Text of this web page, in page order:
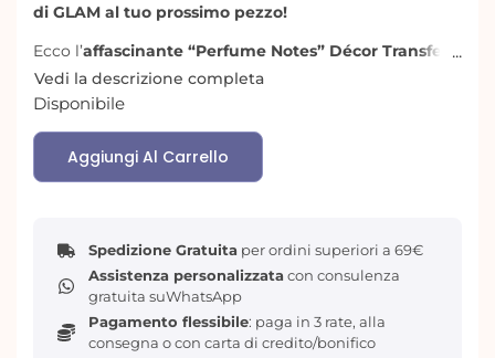
di GLAM al tuo prossimo pezzo!
Ecco l’affascinante “Perfume Notes” Décor Transfer®
dell’unico e inimitabile KACHA®!
Ottieni l’effetto di uno stencil realizzato in foglia d’oro,
senza tutti i passaggi o il disordine!
Questo
è perfetto per aggiungere
Kacha è nota per i suoi design eleganti e femminili e il
trasferimento decorativo “Perfume Notes” aggiungerà
un tocco di eleganza francese al tuo prossimo pezzo.
Se stai cercando un modo per aggiungere glamour e
Vedi la descrizione completa
Disponibile
Aggiungi Al Carrello
Spedizione Gratuita per ordini superiori a 69€
Assistenza personalizzata con consulenza
gratuita suWhatsApp
Pagamento flessibile: paga in 3 rate, alla
consegna o con carta di credito/bonifico